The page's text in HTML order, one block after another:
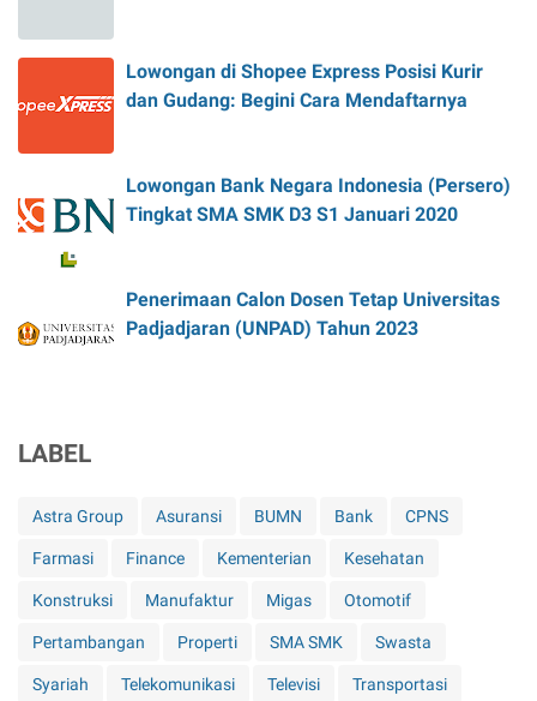
Lowongan di Shopee Express Posisi Kurir
dan Gudang: Begini Cara Mendaftarnya
Lowongan Bank Negara Indonesia (Persero)
Tingkat SMA SMK D3 S1 Januari 2020
Penerimaan Calon Dosen Tetap Universitas
Padjadjaran (UNPAD) Tahun 2023
LABEL
Astra Group Asuransi BUMN Bank CPNS
Farmasi Finance Kementerian Kesehatan
Konstruksi Manufaktur Migas Otomotif
Pertambangan Properti SMA SMK Swasta
Syariah Telekomunikasi Televisi Transportasi